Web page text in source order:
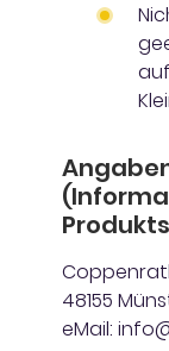
48155
eMail: